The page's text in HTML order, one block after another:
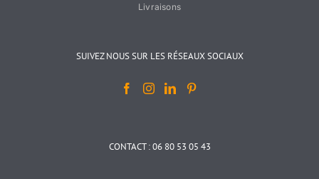
Livraisons
SUIVEZ NOUS SUR LES RÉSEAUX SOCIAUX
CONTACT : 06 80 53 05 43